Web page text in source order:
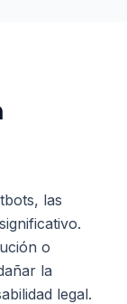
las
o
la
legal.